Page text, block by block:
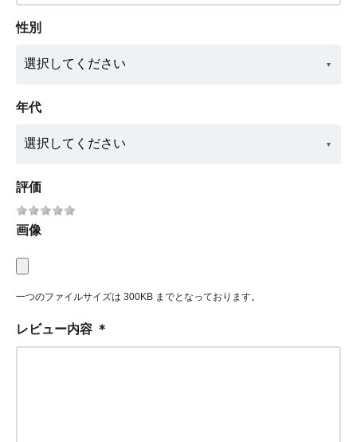
性別
年代
評価
画像
一つのファイルサイズは 300KB までとなっております。
レビュー内容 ＊